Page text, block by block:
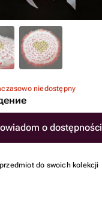
niedostępny
o dostępności
do swoich kolekcji